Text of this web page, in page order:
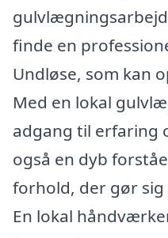
finde en
Undløse, som kan
Med en lokal
adgang til erfaring
også en dyb
forhold, der gør
En lokal